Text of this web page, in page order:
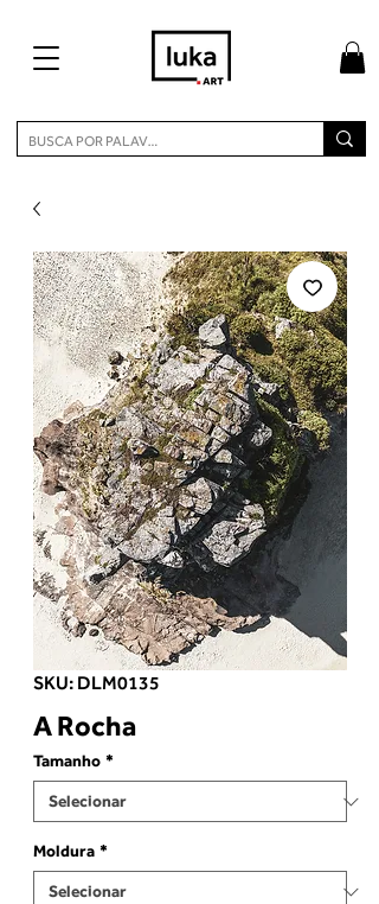
SKU: DLM0135
A Rocha
Tamanho *
Moldura *